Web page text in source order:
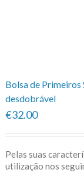
Bolsa de
desdobrável
€32.00
Pelas suas
utilização nos